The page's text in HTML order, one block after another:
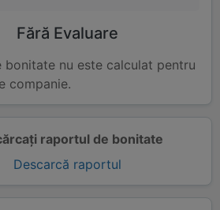
raportul de bonitate
Descarcă raportul
Fără Evaluare
bonitate nu este calculat pentru
companie.